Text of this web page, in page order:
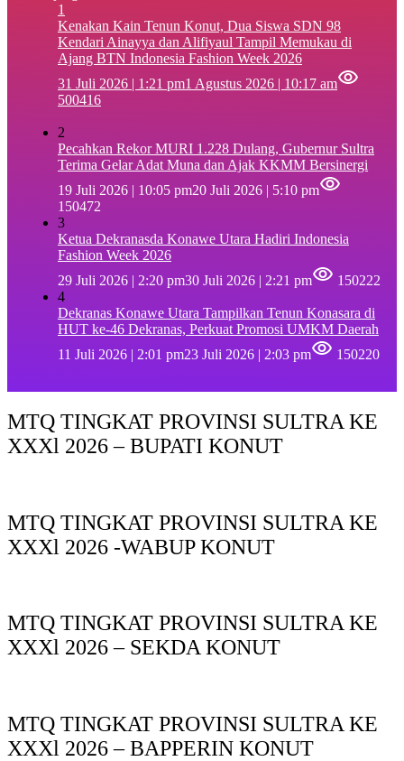
1
‎Kenakan Kain Tenun Konut, Dua Siswa SDN 98
Kendari Ainayya dan Alifiyaul Tampil Memukau di
Ajang BTN Indonesia Fashion Week 2026
31 Juli 2026 | 1:21 pm1 Agustus 2026 | 10:17 am
500416
2
Pecahkan Rekor MURI 1.228 Dulang, Gubernur Sultra
Terima Gelar Adat Muna dan Ajak KKMM Bersinergi
19 Juli 2026 | 10:05 pm20 Juli 2026 | 5:10 pm
150472
3
Ketua Dekranasda Konawe Utara Hadiri Indonesia
Fashion Week 2026
29 Juli 2026 | 2:20 pm30 Juli 2026 | 2:21 pm
150222
4
Dekranas Konawe Utara Tampilkan Tenun Konasara di
HUT ke-46 Dekranas, Perkuat Promosi UMKM Daerah
11 Juli 2026 | 2:01 pm23 Juli 2026 | 2:03 pm 150220
MTQ TINGKAT PROVINSI SULTRA KE
XXXl 2026 – BUPATI KONUT
MTQ TINGKAT PROVINSI SULTRA KE
XXXl 2026 -WABUP KONUT
MTQ TINGKAT PROVINSI SULTRA KE
XXXl 2026 – SEKDA KONUT
MTQ TINGKAT PROVINSI SULTRA KE
XXXl 2026 – BAPPERIN KONUT